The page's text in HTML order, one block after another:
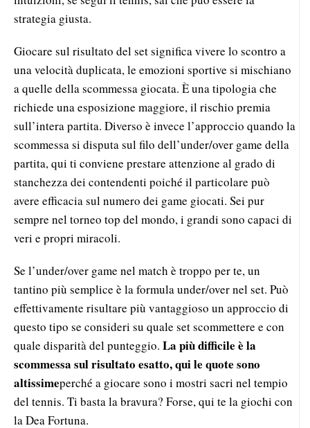
strategia giusta.
Giocare sul risultato del set significa vivere lo scontro a
una velocità duplicata, le emozioni sportive si mischiano
a quelle della scommessa giocata. È una tipologia che
richiede una esposizione maggiore, il rischio premia
sull’intera partita. Diverso è invece l’approccio quando la
scommessa si disputa sul filo dell’under/over game della
partita, qui ti conviene prestare attenzione al grado di
stanchezza dei contendenti poiché il particolare può
avere efficacia sul numero dei game giocati. Sei pur
sempre nel torneo top del mondo, i grandi sono capaci di
veri e propri miracoli.
Se l’under/over game nel match è troppo per te, un
tantino più semplice è la formula under/over nel set. Può
effettivamente risultare più vantaggioso un approccio di
questo tipo se consideri su quale set scommettere e con
quale disparità del punteggio. La più difficile è la
scommessa sul risultato esatto, qui le quote sono
altissimeperché a giocare sono i mostri sacri nel tempio
del tennis. Ti basta la bravura? Forse, qui te la giochi con
la Dea Fortuna.